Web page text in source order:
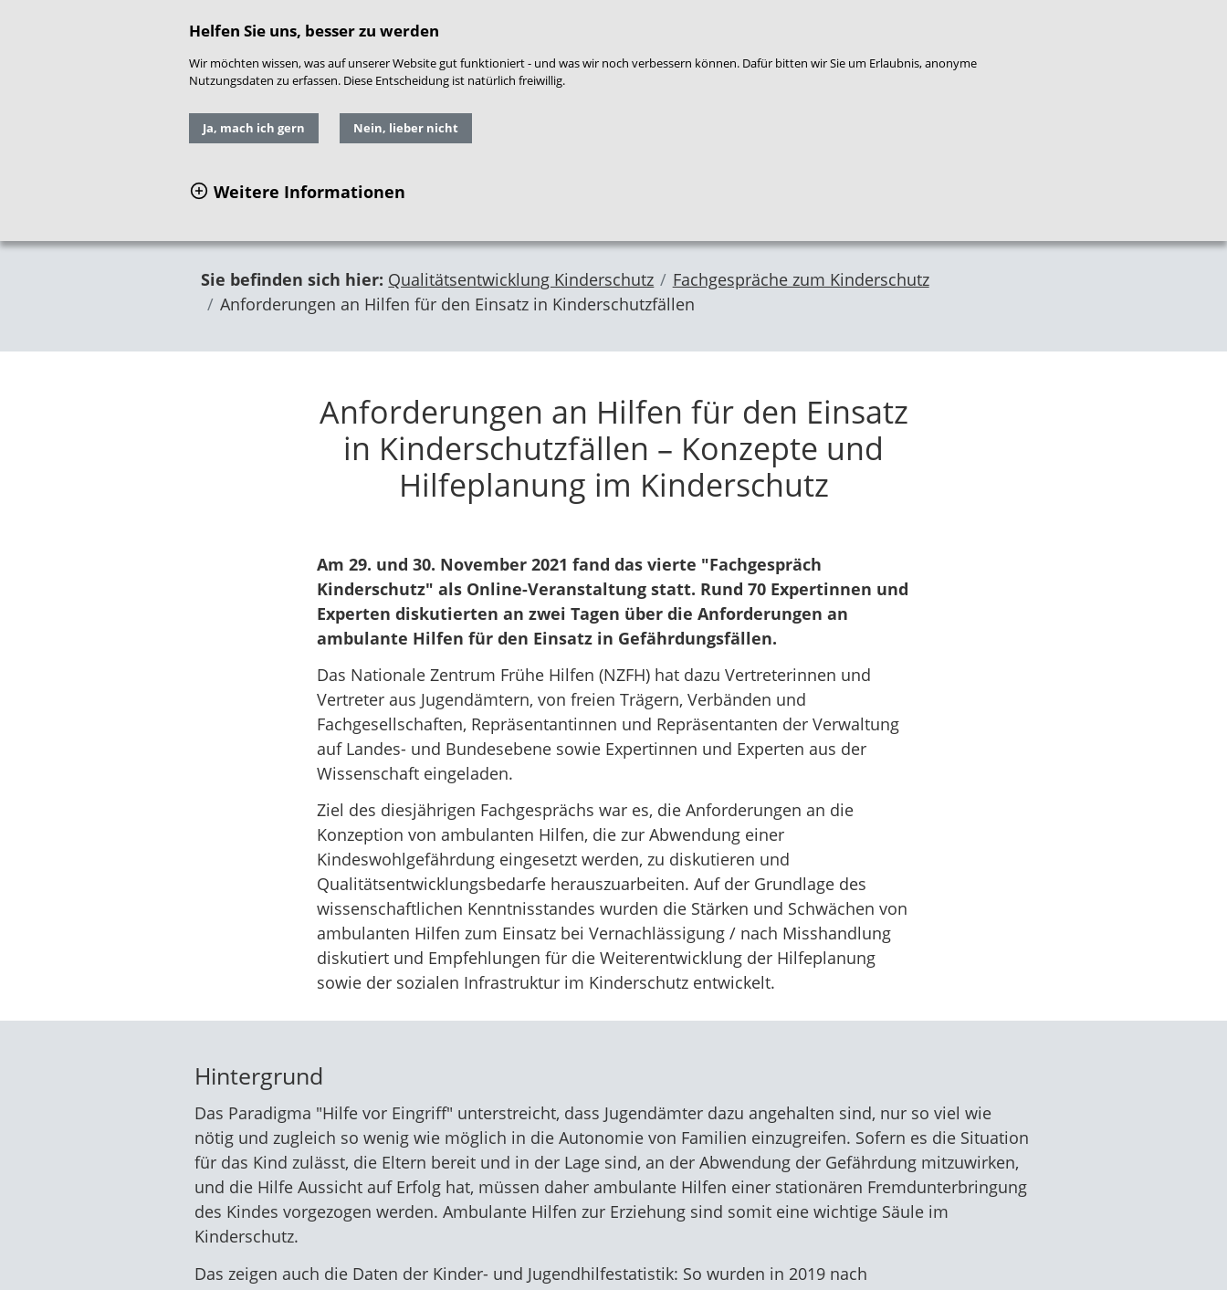
Helfen Sie uns, besser zu werden
Wir möchten wissen, was auf unserer Website gut funktioniert - und was wir noch verbessern können. Dafür bitten wir Sie um Erlaubnis, anonyme
Nutzungsdaten zu erfassen. Diese Entscheidung ist natürlich freiwillig.
Ja, mach ich gern Nein, lieber nicht
Weitere Informationen
Readspeaker| Gebärdensprache
Sie befinden sich hier: Qualitätsentwicklung Kinderschutz
Fachgespräche zum Kinderschutz
Anforderungen an Hilfen für den Einsatz in Kinderschutzfällen
Anforderungen an Hilfen für den Einsatz
in Kinderschutzfällen – Konzepte und
Hilfeplanung im Kinderschutz
Am 29. und 30. November 2021 fand das vierte "Fachgespräch
Kinderschutz" als Online-Veranstaltung statt. Rund 70 Expertinnen und
Experten diskutierten an zwei Tagen über die Anforderungen an
ambulante Hilfen für den Einsatz in Gefährdungsfällen.
Das Nationale Zentrum Frühe Hilfen (NZFH) hat dazu Vertreterinnen und
Vertreter aus Jugendämtern, von freien Trägern, Verbänden und
Fachgesellschaften, Repräsentantinnen und Repräsentanten der Verwaltung
auf Landes- und Bundesebene sowie Expertinnen und Experten aus der
Wissenschaft eingeladen.
Ziel des diesjährigen Fachgesprächs war es, die Anforderungen an die
Konzeption von ambulanten Hilfen, die zur Abwendung einer
Kindeswohlgefährdung eingesetzt werden, zu diskutieren und
Qualitätsentwicklungsbedarfe herauszuarbeiten. Auf der Grundlage des
wissenschaftlichen Kenntnisstandes wurden die Stärken und Schwächen von
ambulanten Hilfen zum Einsatz bei Vernachlässigung / nach Misshandlung
diskutiert und Empfehlungen für die Weiterentwicklung der Hilfeplanung
sowie der sozialen Infrastruktur im Kinderschutz entwickelt.
Hintergrund
Das Paradigma "Hilfe vor Eingriff" unterstreicht, dass Jugendämter dazu angehalten sind, nur so viel wie
nötig und zugleich so wenig wie möglich in die Autonomie von Familien einzugreifen. Sofern es die Situation
für das Kind zulässt, die Eltern bereit und in der Lage sind, an der Abwendung der Gefährdung mitzuwirken,
und die Hilfe Aussicht auf Erfolg hat, müssen daher ambulante Hilfen einer stationären Fremdunterbringung
des Kindes vorgezogen werden. Ambulante Hilfen zur Erziehung sind somit eine wichtige Säule im
Kinderschutz.
Das zeigen auch die Daten der Kinder- und Jugendhilfestatistik: So wurden in 2019 nach